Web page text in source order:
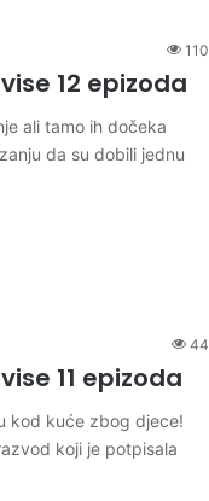
110
12 epizoda
ali tamo ih dočeka
da su dobili jednu
44
11 epizoda
kod kuće zbog djece!
koji je potpisala